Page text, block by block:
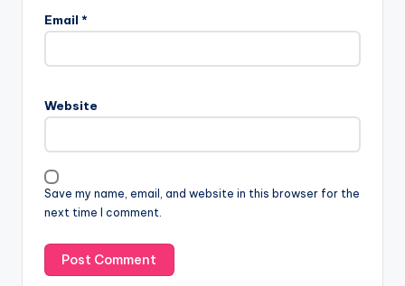
Email *
Website
Save my name, email, and website in this browser for the
next time I comment.